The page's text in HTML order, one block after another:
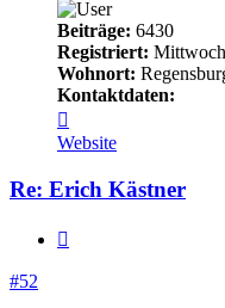
Beiträge: 6430
Registriert:
Wohnort:
Kontaktdaten:
von
Udo
Website
Re: Erich Kästner
#52